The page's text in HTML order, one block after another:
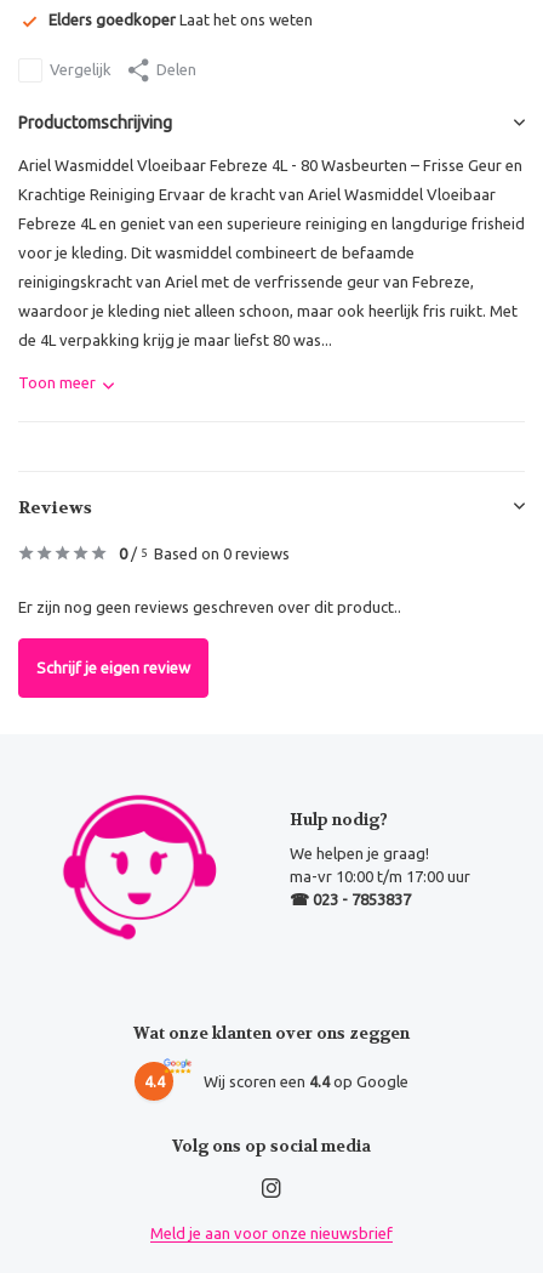
Elders goedkoper Laat het ons weten
Vergelijk Delen
Productomschrijving
Ariel Wasmiddel Vloeibaar Febreze 4L - 80 Wasbeurten – Frisse Geur en
Krachtige Reiniging Ervaar de kracht van Ariel Wasmiddel Vloeibaar
Febreze 4L en geniet van een superieure reiniging en langdurige frisheid
voor je kleding. Dit wasmiddel combineert de befaamde
reinigingskracht van Ariel met de verfrissende geur van Febreze,
waardoor je kleding niet alleen schoon, maar ook heerlijk fris ruikt. Met
de 4L verpakking krijg je maar liefst 80 was...
Toon meer
Reviews
0/ 5 Based on 0 reviews
Er zijn nog geen reviews geschreven over dit product..
Schrijf je eigen review
Hulp nodig?
We helpen je graag!
ma-vr 10:00 t/m 17:00 uur
☎ 023 - 7853837
Wat onze klanten over ons zeggen
4.4 Wij scoren een 4.4op Google
Volg ons op social media
Meld je aan voor onze nieuwsbrief